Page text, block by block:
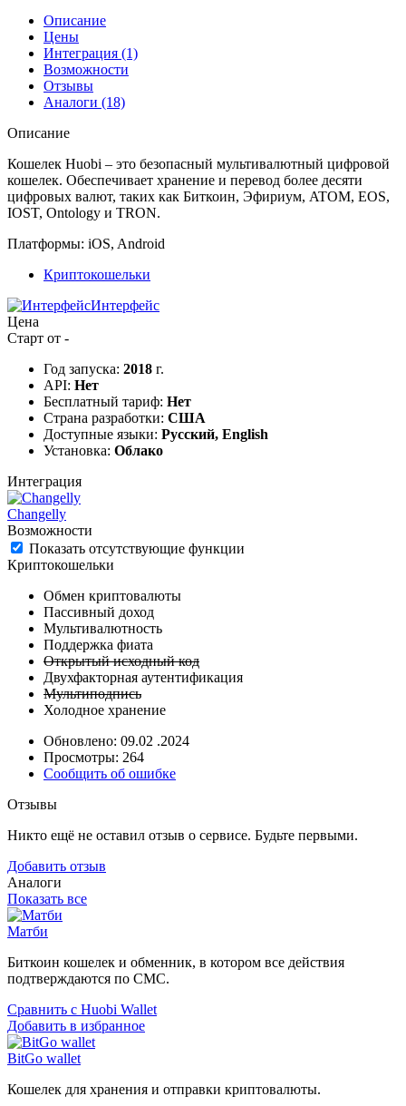
Описание
Цены
Интеграция (1)
Возможности
Отзывы
Аналоги (18)
Описание
Кошелек Huobi – это безопасный мультивалютный цифровой
кошелек. Обеспечивает хранение и перевод более десяти
цифровых валют, таких как Биткоин, Эфириум, ATOM, EOS,
IOST, Ontology и TRON.
Платформы: iOS, Android
Криптокошельки
Интерфейс
Цена
Старт от -
Год запуска: 2018 г.
API: Нет
Бесплатный тариф: Нет
Страна разработки: США
Доступные языки: Русский, English
Установка: Облако
Интеграция
Changelly
Возможности
Показать отсутствующие функции
Криптокошельки
Обмен криптовалюты
Пассивный доход
Мультивалютность
Поддержка фиата
Открытый исходный код
Двухфакторная аутентификация
Мультиподпись
Холодное хранение
Обновлено: 09.02 .2024
Просмотры: 264
Сообщить об ошибке
Отзывы
Никто ещё не оставил отзыв о сервисе. Будьте первыми.
Добавить отзыв
Аналоги
Показать все
Матби
Биткоин кошелек и обменник, в котором все действия
подтверждаются по СМС.
Сравнить с Huobi Wallet
Добавить в избранное
BitGo wallet
Кошелек для хранения и отправки криптовалюты.